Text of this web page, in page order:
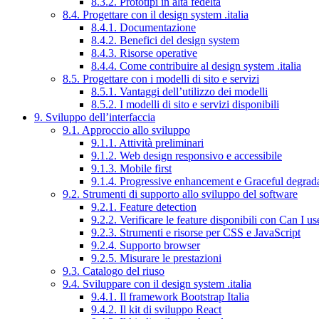
8.4. Progettare con il design system .italia
8.4.1. Documentazione
8.4.2. Benefici del design system
8.4.3. Risorse operative
8.4.4. Come contribuire al design system .italia
8.5. Progettare con i modelli di sito e servizi
8.5.1. Vantaggi dell’utilizzo dei modelli
8.5.2. I modelli di sito e servizi disponibili
9. Sviluppo dell’interfaccia
9.1. Approccio allo sviluppo
9.1.1. Attività preliminari
9.1.2. Web design responsivo e accessibile
9.1.3. Mobile first
9.1.4. Progressive enhancement e Graceful
9.2. Strumenti di supporto allo sviluppo del software
9.2.1. Feature detection
9.2.2. Verificare le feature disponibili con Can I
9.2.3. Strumenti e risorse per CSS e JavaScript
9.2.4. Supporto browser
9.2.5. Misurare le prestazioni
9.3. Catalogo del riuso
9.4. Sviluppare con il design system .italia
9.4.1. Il framework Bootstrap Italia
9.4.2. Il kit di sviluppo React